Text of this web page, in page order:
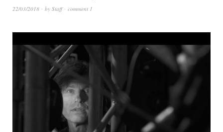
22/03/2018 by Staff comment 1